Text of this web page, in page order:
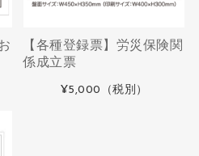
【各種登録票】労災保険関
係成立票
¥5,000 （税別）